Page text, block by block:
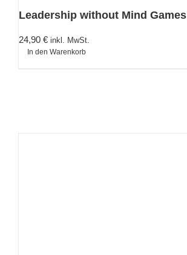
Leadership without Mind Games
24,90 € inkl. MwSt.
In den Warenkorb